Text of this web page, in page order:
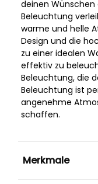
deinen Wünschen
Beleuchtung
warme und helle
Design und die
zu einer idealen
effektiv zu
Beleuchtung, die
Beleuchtung ist
angenehme
schaffen.
Merkmale